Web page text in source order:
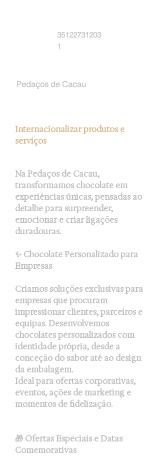
35122731203
1
Pedaços de Cacau
Internacionalizar produtos e
serviços
Na Pedaços de Cacau,
transformamos chocolate em
experiências únicas, pensadas ao
detalhe para surpreender,
emocionar e criar ligações
duradouras.
✨ Chocolate Personalizado para
Empresas
Criamos soluções exclusivas para
empresas que procuram
impressionar clientes, parceiros e
equipas. Desenvolvemos
chocolates personalizados com
identidade própria, desde a
conceção do sabor até ao design
da embalagem.
Ideal para ofertas corporativas,
eventos, ações de marketing e
momentos de fidelização.
🎁 Ofertas Especiais e Datas
Comemorativas